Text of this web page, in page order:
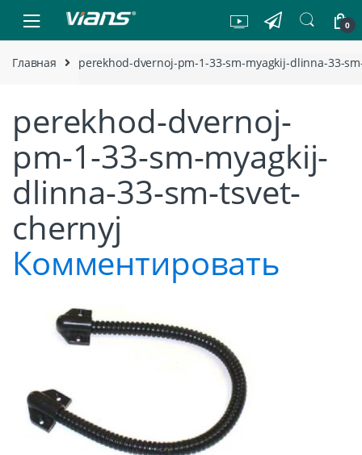
Skip to navigation
Skip to content
0
Главная perekhod-dvernoj-pm-1-33-sm-myagkij-dlinna-33-
perekhod-dvernoj-
pm-1-33-sm-myagkij-
dlinna-33-sm-tsvet-
chernyj
Комментировать